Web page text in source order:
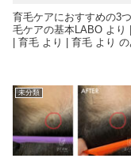
育毛ケアにおすすめの3
毛ケアの基本LABO より
| 育毛 より | 育毛 より
未分類